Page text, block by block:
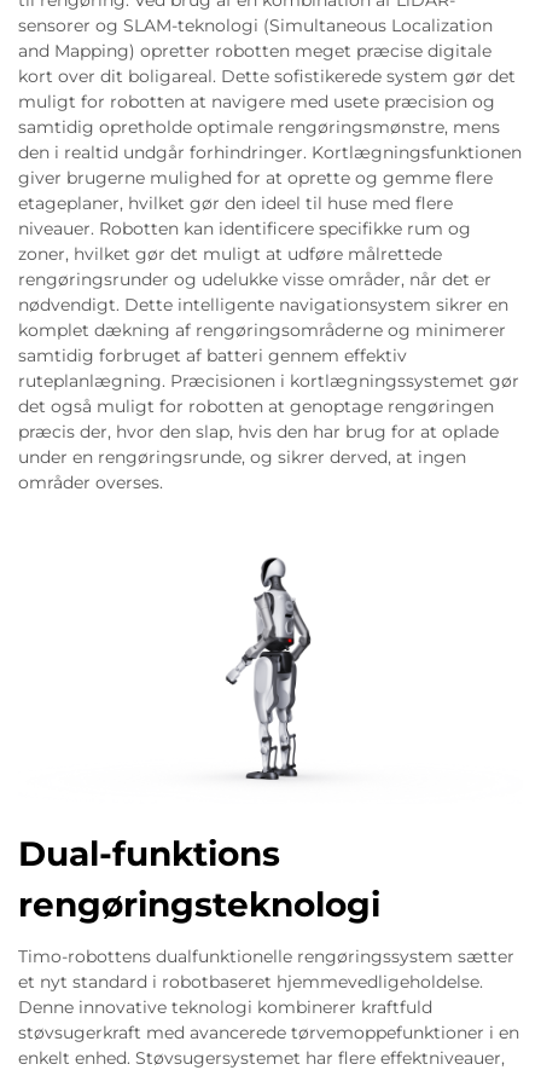
sensorer og SLAM-teknologi (Simultaneous Localization
and Mapping) opretter robotten meget præcise digitale
kort over dit boligareal. Dette sofistikerede system gør det
muligt for robotten at navigere med usete præcision og
samtidig opretholde optimale rengøringsmønstre, mens
den i realtid undgår forhindringer. Kortlægningsfunktionen
giver brugerne mulighed for at oprette og gemme flere
etageplaner, hvilket gør den ideel til huse med flere
niveauer. Robotten kan identificere specifikke rum og
zoner, hvilket gør det muligt at udføre målrettede
rengøringsrunder og udelukke visse områder, når det er
nødvendigt. Dette intelligente navigationsystem sikrer en
komplet dækning af rengøringsområderne og minimerer
samtidig forbruget af batteri gennem effektiv
ruteplanlægning. Præcisionen i kortlægningssystemet gør
det også muligt for robotten at genoptage rengøringen
præcis der, hvor den slap, hvis den har brug for at oplade
under en rengøringsrunde, og sikrer derved, at ingen
områder overses.
Dual-funktions
rengøringsteknologi
Timo-robottens dualfunktionelle rengøringssystem sætter
et nyt standard i robotbaseret hjemmevedligeholdelse.
Denne innovative teknologi kombinerer kraftfuld
støvsugerkraft med avancerede tørvemoppefunktioner i en
enkelt enhed. Støvsugersystemet har flere effektniveauer,